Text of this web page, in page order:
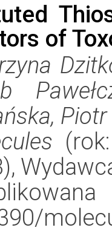
of